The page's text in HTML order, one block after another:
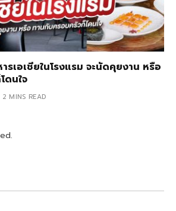
เอเชียในโรงแรม จะนัดคุยงาน หรือ
ดนใจ
2 MINS READ